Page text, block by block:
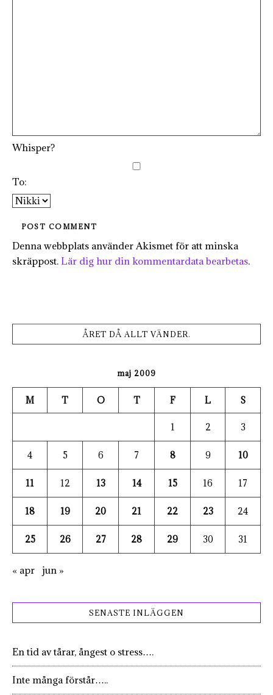
Whisper?
To:
Denna webbplats använder Akismet för att minska
skräppost. Lär dig hur din kommentardata bearbetas.
ÅRET DÅ ALLT VÄNDER.
maj 2009
M T O T F L S
1 2 3
4 5 6 7 8 9 10
11 12 13 14 15 16 17
18 19 20 21 22 23 24
25 26 27 28 29 30 31
« apr jun »
SENASTE INLÄGGEN
En tid av tårar, ångest o stress….
Inte många förstår…..